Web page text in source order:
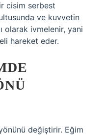
cisim serbest
ve kuvvetin
olarak ivmelenir, yani
hareket eder.
değiştirir. Eğim